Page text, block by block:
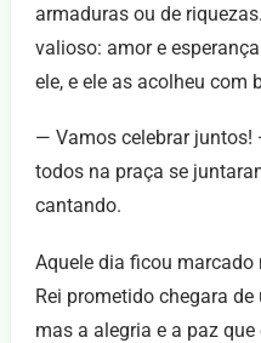
armaduras ou de
valioso: amor e
ele, e ele as acolheu com
— Vamos celebrar juntos!
todos na praça se
cantando.
Aquele dia ficou marcado
Rei prometido chegara
mas a alegria e a paz